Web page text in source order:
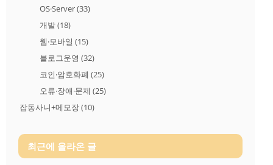
OS·Server(33)
개발(18)
웹·모바일 (15)
블로그운영 (32)
코인·암호화폐 (25)
오류·장애·문제 (25)
잡동사니+메모장(10)
최근에 올라온 글